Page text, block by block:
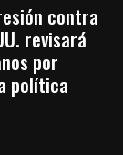
contra
revisará
por
política